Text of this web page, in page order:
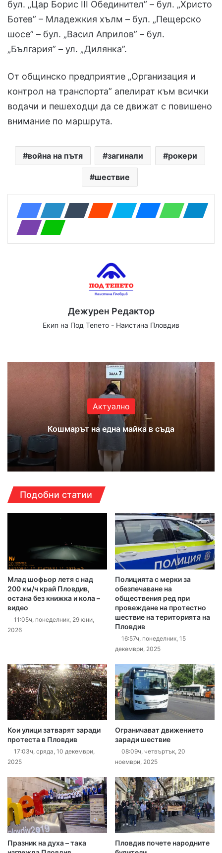
бул. „Цар Борис ІІІ Обединител” – бул. „Христо
Ботев” – Младежкия хълм – бул. „Пещерско
шосе” – бул. „Васил Априлов” – бул.
„България” – ул. „Дилянка”.
От общинско предприятие „Организация и
контрол на транспорта” апелират към всички
водачи и пешеходци да се движат с повишено
внимание по маршрута.
война на пътя загинали рокери
шествие
Дежурен Редактор
Екип на Под Тепето - Наистина Пловдив
Актуално
Кошмарът на една майка в съда
Подобни статии
Млад шофьор летя с над
200 км/ч край Пловдив,
остана без книжка и кола –
видео
11:05ч, понеделник, 29 юни,
2026
Полицията с мерки за
обезпечаване на
обществения ред при
провеждане на протестно
шествие на територията на
Пловдив
16:57ч, понеделник, 15
декември, 2025
Кои улици затварят заради
протеста в Пловдив
17:03ч, сряда, 10 декември,
2025
Ограничават движението
заради шествие
08:09ч, четвъртък, 20
ноември, 2025
Празник на духа – така
Пловдив почете народните